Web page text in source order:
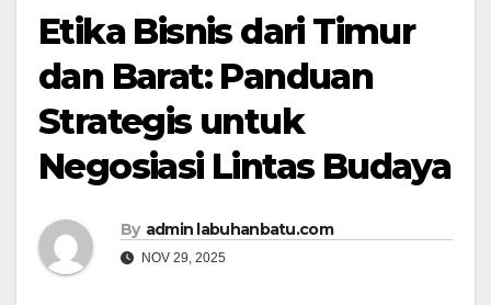
Etika Bisnis dari Timur
dan Barat: Panduan
Strategis untuk
Negosiasi Lintas Budaya
By admin labuhanbatu.com
NOV 29, 2025